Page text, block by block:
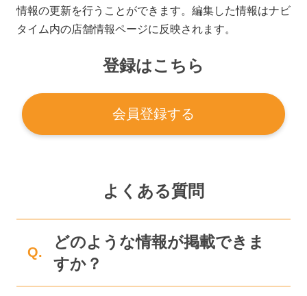
情報の更新を行うことができます。編集した情報はナビ
タイム内の店舗情報ページに反映されます。
登録はこちら
会員登録する
よくある質問
Q.
どのような情報が掲載できま
すか？